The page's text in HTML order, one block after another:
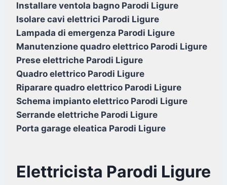
Installare ventola bagno Parodi Ligure
Isolare cavi elettrici Parodi Ligure
Lampada di emergenza Parodi Ligure
Manutenzione quadro elettrico Parodi Ligure
Prese elettriche Parodi Ligure
Quadro elettrico Parodi Ligure
Riparare quadro elettrico Parodi Ligure
Schema impianto elettrico Parodi Ligure
Serrande elettriche Parodi Ligure
Porta garage eleatica Parodi Ligure
Elettricista Parodi Ligure